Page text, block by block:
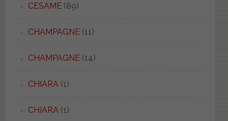
CESAME(89)
CHAMPAGNE(11)
CHAMPAGNE(14)
CHIARA (1)
CHIARA (1)